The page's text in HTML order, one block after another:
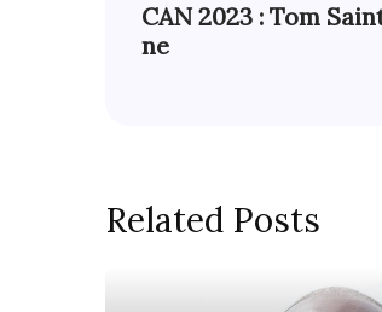
CAN 2023 : Tom
ne
Related Posts